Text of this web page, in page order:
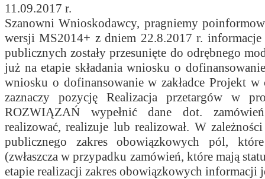
11.09.2017 r.
Szanowni Wnioskodawcy, pragniemy
wersji MS2014+ z dniem 22.8.2017 r. informacje
publicznych zostały przesunięte do odrębnego
już na etapie składania wniosku o
wniosku o dofinansowanie w zakładce Projekt w
zaznaczy pozycję Realizacja przetargów w
ROZWIĄZAŃ wypełnić dane dot.
realizować, realizuje lub realizował. W
publicznego zakres obowiązkowych pól,
(zwłaszcza w przypadku zamówień, które mają
etapie realizacji zakres obowiązkowych informacji